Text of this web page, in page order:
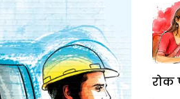
रोक